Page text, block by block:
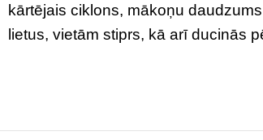
kārtējais ciklons, mākoņu
lietus, vietām stiprs, kā arī ducinās